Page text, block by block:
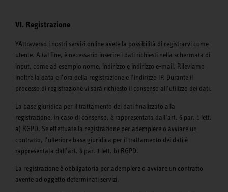
VI. Registrazione
YAttraverso i nostri servizi online avete la possibilità di registrarvi come
utente. A tal fine, è necessario inserire i dati richiesti nella schermata di
input, come ad esempio nome, indirizzo e indirizzo e-mail. Rileviamo
inoltre la data e l’ora della registrazione e l’indirizzo IP. Durante il
processo di registrazione vi sarà richiesto il consenso all’utilizzo dei dati.
La base giuridica per il trattamento dei dati finalizzato alla
registrazione, in caso di consenso, è rappresentata dall’art. 6 par. 1 lett.
a) RGPD. Se effettuate la registrazione per adempiere o avviare un
contratto, l’ulteriore base giuridica per il trattamento dei dati è
rappresentata dall’art. 6 par. 1 lett. b) RGPD.
La registrazione è obbligatoria per adempiere o avviare un contratto
avente ad oggetto determinati servizi.